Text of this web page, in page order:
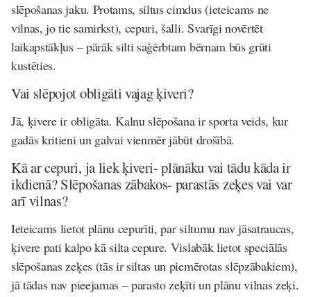
slēpošanas jaku. Protams, siltus cimdus (ieteicams ne
vilnas, jo tie samirkst), cepuri, šalli. Svarīgi novērtēt
laikapstākļus – pārāk silti saģērbtam bērnam būs grūti
kustēties.
Vai slēpojot obligāti vajag ķiveri?
Jā, ķivere ir obligāta. Kalnu slēpošana ir sporta veids, kur
gadās kritieni un galvai vienmēr jābūt drošībā.
Kā ar cepuri, ja liek ķiveri- plānāku vai tādu kāda ir
ikdienā? Slēpošanas zābakos- parastās zeķes vai var
arī vilnas?
Ieteicams lietot plānu cepurīti, par siltumu nav jāsatraucas,
ķivere pati kalpo kā silta cepure. Vislabāk lietot speciālās
slēpošanas zeķes (tās ir siltas un piemērotas slēpzābakiem),
jā tādas nav pieejamas – parasto zeķīti un plānu vilnas zeķi.